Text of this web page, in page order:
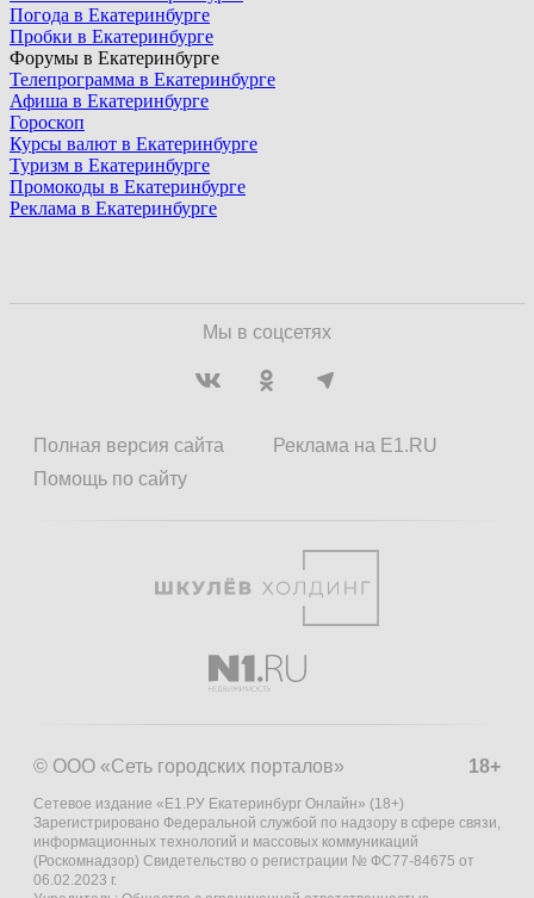
Погода в Екатеринбурге
Пробки в Екатеринбурге
Форумы в Екатеринбурге
Телепрограмма в Екатеринбурге
Афиша в Екатеринбурге
Гороскоп
Курсы валют в Екатеринбурге
Туризм в Екатеринбурге
Промокоды в Екатеринбурге
Реклама в Екатеринбурге
Мы в соцсетях
Полная версия сайта
Помощь по сайту
Реклама на E1.RU
18+
© ООО «Сеть городских порталов»
Сетевое издание «Е1.РУ Екатеринбург Онлайн» (18+)
Зарегистрировано Федеральной службой по надзору в сфере связи,
информационных технологий и массовых коммуникаций
(Роскомнадзор) Свидетельство о регистрации № ФС77-84675 от
06.02.2023 г.